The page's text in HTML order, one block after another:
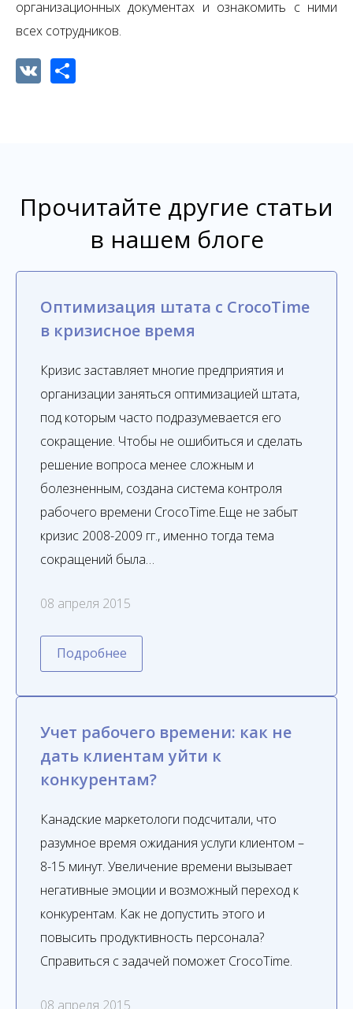
организационных документах и ознакомить с ними
всех сотрудников.
VK Share
Прочитайте другие статьи
в нашем блоге
Оптимизация штата с CrocoTime
в кризисное время
Кризис заставляет многие предприятия и
организации заняться оптимизацией штата,
под которым часто подразумевается его
сокращение. Чтобы не ошибиться и сделать
решение вопроса менее сложным и
болезненным, создана система контроля
рабочего времени CrocoTime.Еще не забыт
кризис 2008-2009 гг., именно тогда тема
сокращений была…
08 апреля 2015
Подробнее
Учет рабочего времени: как не
дать клиентам уйти к
конкурентам?
Канадские маркетологи подсчитали, что
разумное время ожидания услуги клиентом –
8-15 минут. Увеличение времени вызывает
негативные эмоции и возможный переход к
конкурентам. Как не допустить этого и
повысить продуктивность персонала?
Справиться с задачей поможет CrocoTime.
08 апреля 2015